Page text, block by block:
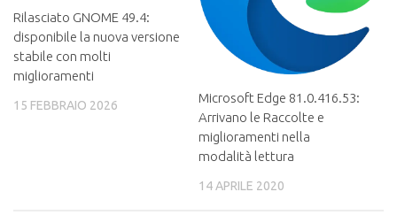
Rilasciato GNOME 49.4:
disponibile la nuova versione
stabile con molti
miglioramenti
15 FEBBRAIO 2026
Microsoft Edge 81.0.416.53:
Arrivano le Raccolte e
miglioramenti nella
modalità lettura
14 APRILE 2020